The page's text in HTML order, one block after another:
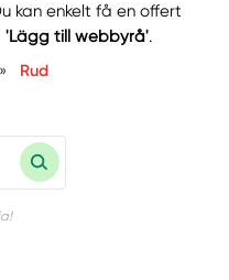
kan enkelt få en offert
'Lägg till webbyrå'.
» Rud